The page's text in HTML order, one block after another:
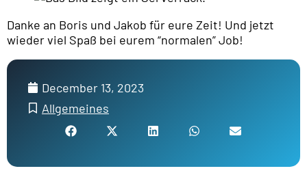
Danke an Boris und Jakob für eure Zeit! Und jetzt
wieder viel Spaß bei eurem “normalen” Job!
December 13, 2023
Allgemeines